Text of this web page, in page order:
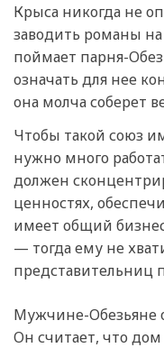
Крыса никогда не
заводить романы
поймает парня-
означать для нее
она молча соберет
Чтобы такой союз
нужно много
должен
ценностях,
имеет общий
— тогда ему не
представительниц
Мужчине-Обезьяне
Он считает, что